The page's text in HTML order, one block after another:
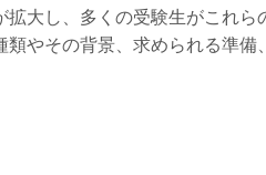
拡大し、多くの受験生がこれら
やその背景、求められる準備